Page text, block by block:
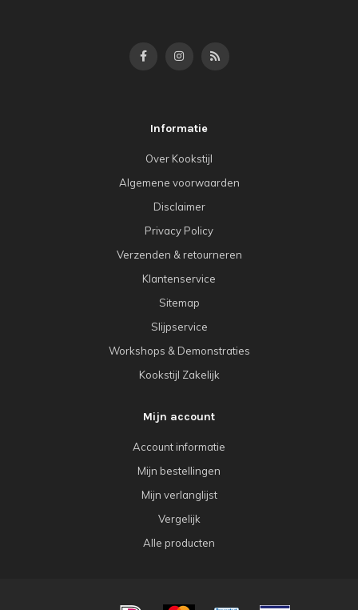
Informatie
Over Kookstijl
Algemene voorwaarden
Disclaimer
Privacy Policy
Verzenden & retourneren
Klantenservice
Sitemap
Slijpservice
Workshops & Demonstraties
Kookstijl Zakelijk
Mijn account
Account informatie
Mijn bestellingen
Mijn verlanglijst
Vergelijk
Alle producten